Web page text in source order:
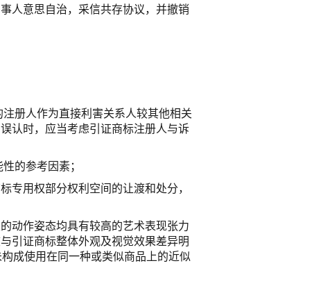
人意思自治，采信共存协议，并撤销
册人作为直接利害关系人较其他相关
认时，应当考虑引证商标注册人与诉
的参考因素；
专用权部分权利空间的让渡和处分，
动作姿态均具有较高的艺术表现张力
引证商标整体外观及视觉效果差异明
成使用在同一种或类似商品上的近似